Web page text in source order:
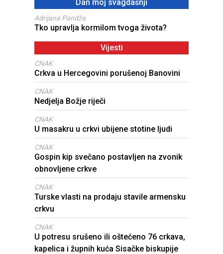
Dan moj svagdašnji
Adrijana Pandža
Tko upravlja kormilom tvoga života?
Vijesti
CNAK
Crkva u Hercegovini porušenoj Banovini
CNAK
Nedjelja Božje riječi
CNAK
U masakru u crkvi ubijene stotine ljudi
CNAK
Gospin kip svečano postavljen na zvonik
obnovljene crkve
CNAK
Turske vlasti na prodaju stavile armensku
crkvu
CNAK
U potresu srušeno ili oštećeno 76 crkava,
kapelica i župnih kuća Sisačke biskupije